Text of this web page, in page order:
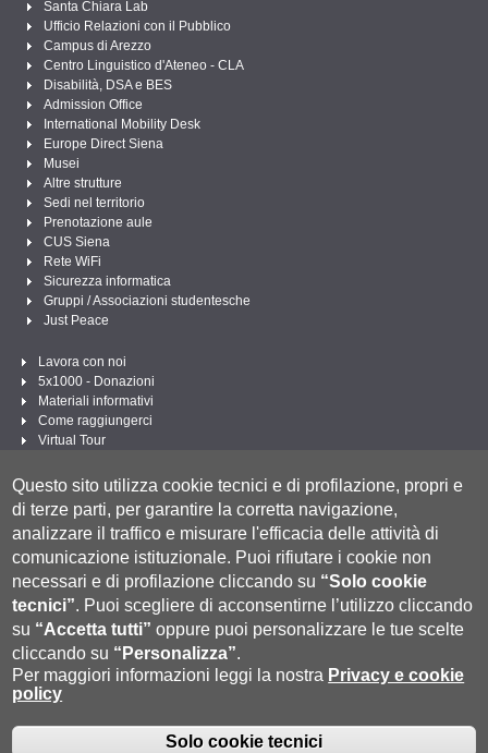
Santa Chiara Lab
Ufficio Relazioni con il Pubblico
Campus di Arezzo
Centro Linguistico d'Ateneo - CLA
Disabilità, DSA e BES
Admission Office
International Mobility Desk
Europe Direct Siena
Musei
Altre strutture
Sedi nel territorio
Prenotazione aule
CUS Siena
Rete WiFi
Sicurezza informatica
Gruppi / Associazioni studentesche
Just Peace
Lavora con noi
5x1000 - Donazioni
Materiali informativi
Come raggiungerci
Virtual Tour
Segui UNISI
Università degli Studi di Siena
P.IVA 00273530527 | C.F. 80002070524 |
Modalità di pagamento
Questo sito utilizza cookie tecnici e di profilazione, propri e
di terze parti, per garantire la corretta navigazione,
analizzare il traffico e misurare l'efficacia delle attività di
comunicazione istituzionale. Puoi rifiutare i cookie non
necessari e di profilazione cliccando su “Solo cookie
tecnici”. Puoi scegliere di acconsentirne l’utilizzo cliccando
su “Accetta tutti” oppure puoi personalizzare le tue scelte
cliccando su “Personalizza”.
Per maggiori informazioni leggi la nostra Privacy e cookie
policy
Solo cookie tecnici